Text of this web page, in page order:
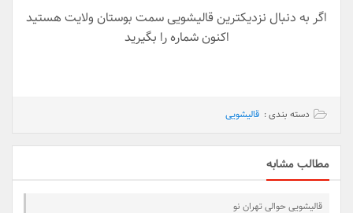
اگر به دنبال نزدیکترین قالیشویی سمت بوستان ولایت هستید
اکنون شماره را بگیرید
دسته بندی : قالیشویی
مطالب مشابه
قالیشویی حوالی تهران نو